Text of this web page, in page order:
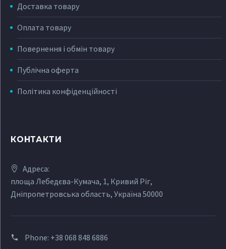
Доставка товару
Оплата товару
Повернення і обмін товару
Публічна оферта
Політика конфіденційності
КОНТАКТИ
Адреса:
площа Лебедєва-Кумача, 1, Кривий Ріг,
Дніпропетровська область, Україна 50000
Phone: +38 068 848 6886